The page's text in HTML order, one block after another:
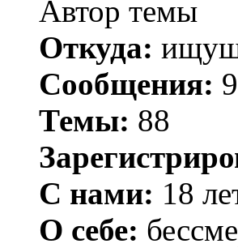
Автор темы
Откуда:
Сообщения:
Темы: 88
С нами: 18
О себе: